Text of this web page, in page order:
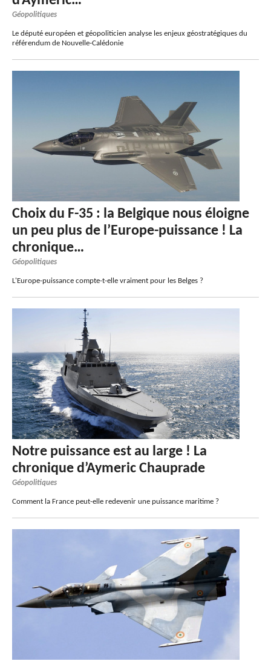
Géopolitiques
Le député européen et géopoliticien analyse les enjeux géostratégiques du
référendum de Nouvelle-Calédonie
Choix du F-35 : la Belgique nous éloigne
un peu plus de l’Europe-puissance ! La
chronique…
Géopolitiques
L'Europe-puissance compte-t-elle vraiment pour les Belges ?
Notre puissance est au large ! La
chronique d’Aymeric Chauprade
Géopolitiques
Comment la France peut-elle redevenir une puissance maritime ?